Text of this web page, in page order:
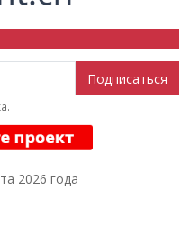
2026 года